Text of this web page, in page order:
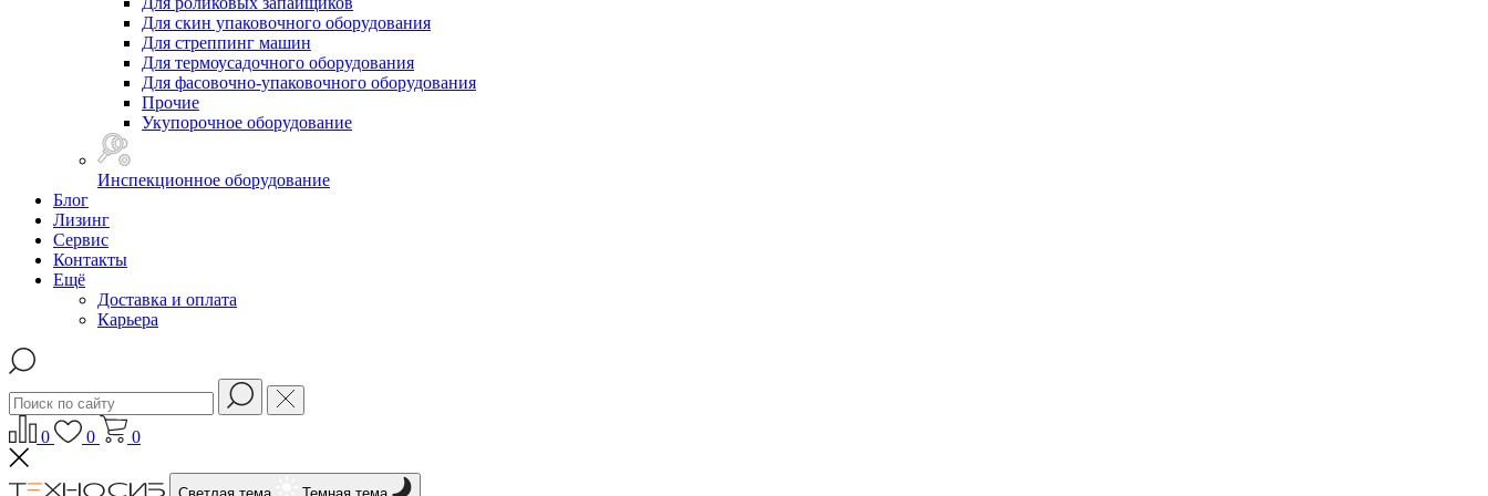
Для скин упаковочного оборудования
Для стреппинг машин
Для термоусадочного оборудования
Для фасовочно-упаковочного оборудования
Прочие
Укупорочное оборудование
Инспекционное оборудование
Блог
Лизинг
Сервис
Контакты
Ещё
Доставка и оплата
Карьера
0 0 0